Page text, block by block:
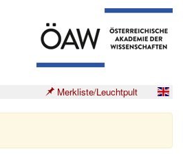
Merkliste/Leuchtpult